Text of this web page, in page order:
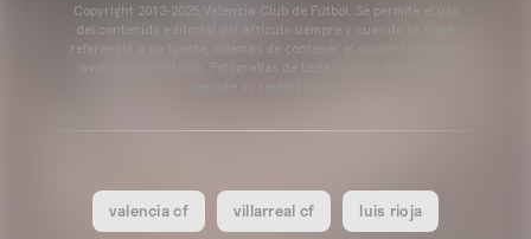
Copyright 2013-2025 Valencia Club de Fútbol. Se permite el uso
del contenido editorial del artículo siempre y cuando se haga
referencia a su fuente, además de contener el siguiente enlace:
www.valenciacf.com. Fotografías de Lázaro de la Peña, no se
valencia cf villarreal cf luis rioja